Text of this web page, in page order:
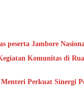
peserta Jambore
Komunitas di
Perkuat Sinergi